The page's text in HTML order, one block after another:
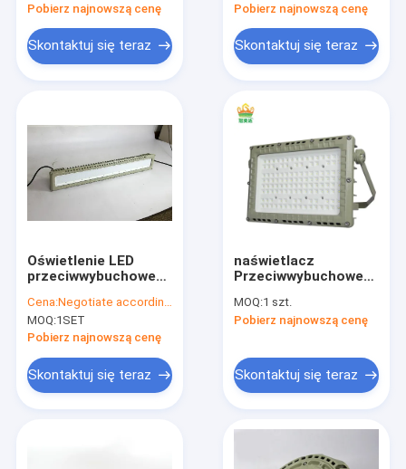
Pobierz najnowszą cenę
Skontaktuj się teraz
Pobierz najnowszą cenę
Skontaktuj się teraz
Oświetlenie LED
przeciwwybuchowe
Cena:Negotiate according to buyer's requirements
MOQ:1SET
Pobierz najnowszą cenę
Skontaktuj się teraz
naświetlacz
Przeciwwybuchowe
watowy kąt wiązki
120 stopni;
MOQ:1 szt.
Pobierz najnowszą cenę
Skontaktuj się teraz